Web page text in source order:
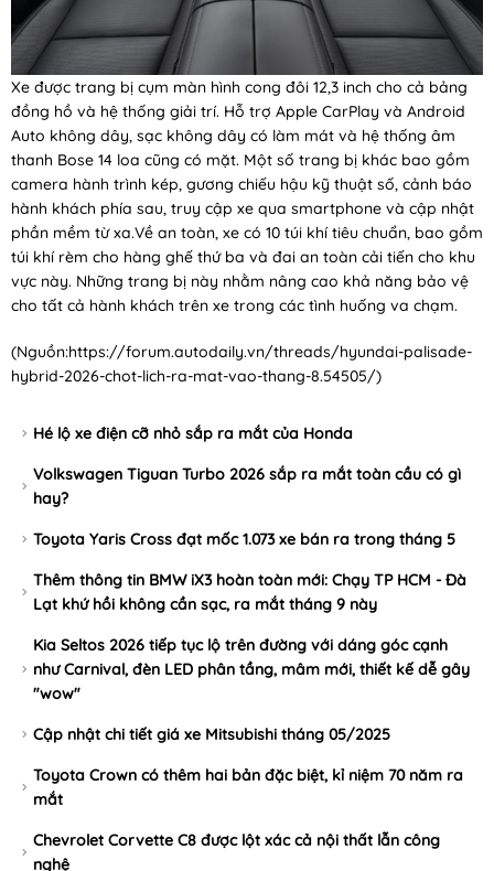
Xe được trang bị cụm màn hình cong đôi 12,3 inch cho cả bảng
đồng hồ và hệ thống giải trí. Hỗ trợ Apple CarPlay và Android
Auto không dây, sạc không dây có làm mát và hệ thống âm
thanh Bose 14 loa cũng có mặt. Một số trang bị khác bao gồm
camera hành trình kép, gương chiếu hậu kỹ thuật số, cảnh báo
hành khách phía sau, truy cập xe qua smartphone và cập nhật
phần mềm từ xa.Về an toàn, xe có 10 túi khí tiêu chuẩn, bao gồm
túi khí rèm cho hàng ghế thứ ba và đai an toàn cải tiến cho khu
vực này. Những trang bị này nhằm nâng cao khả năng bảo vệ
cho tất cả hành khách trên xe trong các tình huống va chạm.
(Nguồn:https://forum.autodaily.vn/threads/hyundai-palisade-
hybrid-2026-chot-lich-ra-mat-vao-thang-8.54505/)
Hé lộ xe điện cỡ nhỏ sắp ra mắt của Honda
Volkswagen Tiguan Turbo 2026 sắp ra mắt toàn cầu có gì
hay?
Toyota Yaris Cross đạt mốc 1.073 xe bán ra trong tháng 5
Thêm thông tin BMW iX3 hoàn toàn mới: Chạy TP HCM - Đà
Lạt khứ hồi không cần sạc, ra mắt tháng 9 này
Kia Seltos 2026 tiếp tục lộ trên đường với dáng góc cạnh
như Carnival, đèn LED phân tầng, mâm mới, thiết kế dễ gây
"wow"
Cập nhật chi tiết giá xe Mitsubishi tháng 05/2025
Toyota Crown có thêm hai bản đặc biệt, kỉ niệm 70 năm ra
mắt
Chevrolet Corvette C8 được lột xác cả nội thất lẫn công
nghệ